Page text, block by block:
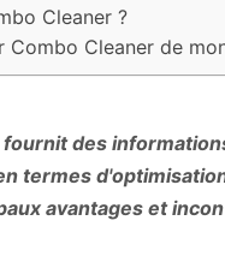
Cleaner ?
Combo Cleaner de
des
termes
avantages et